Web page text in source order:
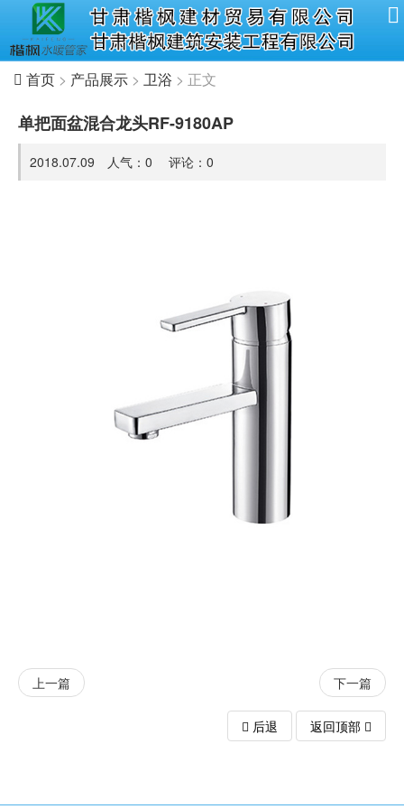
首页 > 产品展示 > 卫浴 > 正文
单把面盆混合龙头RF-9180AP
2018.07.09 人气： 0 评论： 0
上一篇 下一篇
后退 返回顶部